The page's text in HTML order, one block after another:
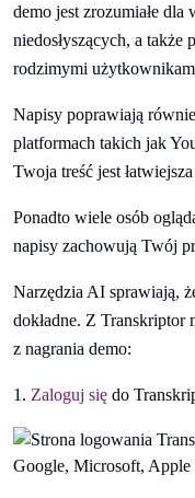
demo jest zrozumiałe dla
niedosłyszących, a także
rodzimymi
Napisy poprawiają
platformach takich jak
Twoja treść jest
Ponadto wiele osób
napisy zachowują Twój
Narzędzia AI sprawiają,
dokładne. Z Transkriptor
z nagrania demo:
1. Zaloguj się do